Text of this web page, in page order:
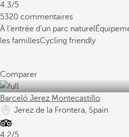
4.3/5
5320 commentaires
À l’entrée d’un parc naturel
les famillesCycling friendly
Comparer
Barceló Jerez Montecastillo
Jerez de la Frontera, Spain
4.2/5